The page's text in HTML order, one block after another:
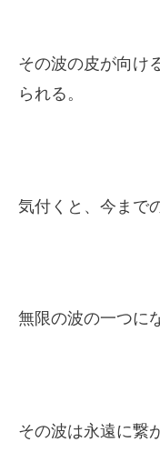
その波の皮が向け
られる。
気付くと、今まで
無限の波の一つに
その波は永遠に繋